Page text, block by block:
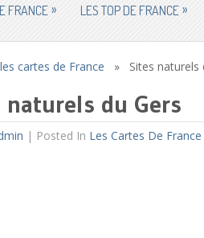
FRANCE » LES TOP DE FRANCE »
les cartes de France » Sites naturels
naturels du Gers
| Posted In Les Cartes De France